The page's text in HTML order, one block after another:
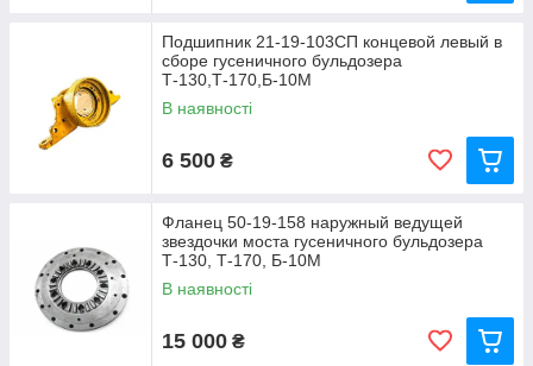
Подшипник 21-19-103СП концевой левый в
сборе гусеничного бульдозера
Т-130,Т-170,Б-10М
В наявності
6 500 ₴
Фланец 50-19-158 наружный ведущей
звездочки моста гусеничного бульдозера
Т-130, Т-170, Б-10М
В наявності
15 000 ₴